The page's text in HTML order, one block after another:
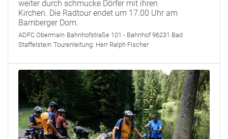
weiter durch schmucke Dörfer mit ihren
Kirchen. Die Radtour endet um 17.00 Uhr am
Bamberger Dom.
ADFC Obermain Bahnhofstraße 101 - Bahnhof 96231 Bad
Staffelstein Tourenleitung: Herr Ralph Fischer